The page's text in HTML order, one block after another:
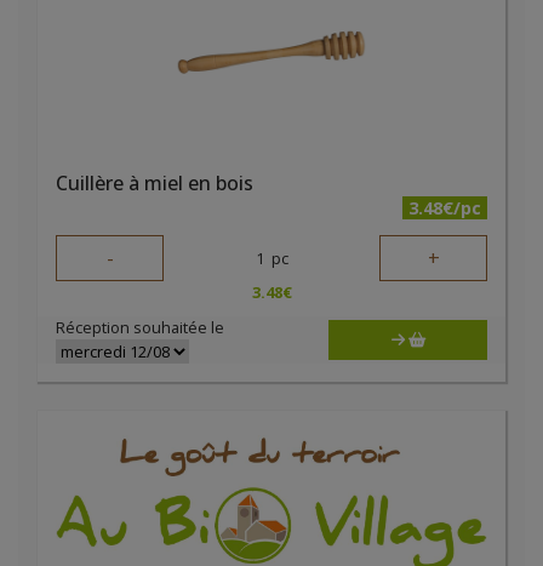
Cuillère à miel en bois
3.48€/pc
- 1 pc +
3.48€
Réception souhaitée le